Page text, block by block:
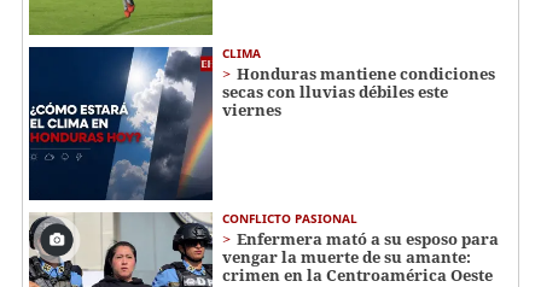
CLIMA
Honduras mantiene condiciones
secas con lluvias débiles este
viernes
CONFLICTO PASIONAL
Enfermera mató a su esposo para
vengar la muerte de su amante:
crimen en la Centroamérica Oeste